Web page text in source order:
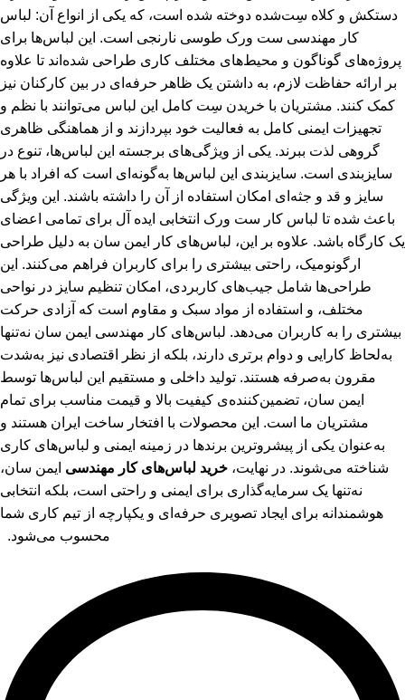
دستکش و کلاه سِت‌شده دوخته شده است، که یکی از انواع آن: لباس
کار مهندسی ست ورک طوسی نارنجی است. این لباس‌ها برای
پروژه‌های گوناگون و محیط‌های مختلف کاری طراحی شده‌اند تا علاوه
بر ارائه حفاظت لازم، به داشتن یک ظاهر حرفه‌ای در بین کارکنان نیز
کمک کنند. مشتریان با خریدن سِت کامل این لباس می‌توانند با نظم و
تجهیزات ایمنی کامل به فعالیت خود بپردازند و از هماهنگی ظاهری
گروهی لذت ببرند. یکی از ویژگی‌های برجسته این لباس‌ها، تنوع در
سایزبندی است. سایزبندی این لباس‌ها به‌گونه‌ای است که افراد با هر
سایز و قد و جثه‌ای امکان استفاده از آن را داشته باشند. این ویژگی
باعث شده تا لباس کار ست ورک انتخابی ایده آل برای تمامی اعضای
یک کارگاه باشد. علاوه بر این، لباس‌های کار ایمن سان به دلیل طراحی
ارگونومیک، راحتی بیشتری را برای کاربران فراهم می‌کنند. این
طراحی‌ها شامل جیب‌های کاربردی، امکان تنظیم سایز در نواحی
مختلف، و استفاده از مواد سبک و مقاوم است که آزادی حرکت
بیشتری را به کاربران می‌دهد. لباس‌های کار مهندسی ایمن سان نه‌تنها
به‌لحاظ کارایی و دوام برتری دارند، بلکه از نظر اقتصادی نیز به‌شدت
مقرون به‌صرفه هستند. تولید داخلی و مستقیم این لباس‌ها توسط
ایمن سان، تضمین‌کننده‌ی کیفیت بالا و قیمت مناسب برای تمام
مشتریان ما است. این محصولات با افتخار ساخت ایران هستند و
به‌عنوان یکی از پیشروترین برندها در زمینه ایمنی و لباس‌های کاری
شناخته می‌شوند. در نهایت، خرید لباس‌های کار مهندسی ایمن سان،
نه‌تنها یک سرمایه‌گذاری برای ایمنی و راحتی است، بلکه انتخابی
هوشمندانه برای ایجاد تصویری حرفه‌ای و یکپارچه از تیم کاری شما
محسوب می‌شود.